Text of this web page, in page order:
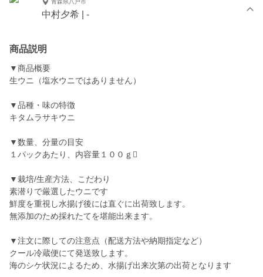
中村夕希 | -
商品説明
▼商品概要
生ウニ（塩水ウニではありません）
▼品種・味の特徴
キタムラサキウニ
▼数量、分量の目安
１パックあたり、内容量１００ｇ
▼栽培/生産方法、こだわり
素潜りで厳選したウニです
鮮度を重視し水揚げ後には直ぐに出荷致します。
無添加のため採れたてを堪能出来ます。
▼注文に際しての注意点（配送方法や納期指定など）
クール冷蔵便にて発送致します。
海のシケ状況によるため、水揚げ出来次第の出荷となります